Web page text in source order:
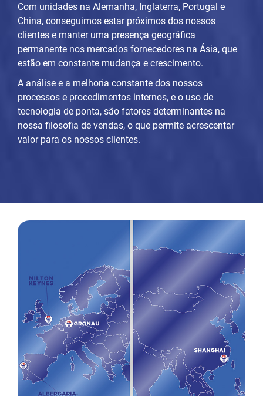
Com unidades na Alemanha, Inglaterra, Portugal e
China, conseguimos estar próximos dos nossos
clientes e manter uma presença geográfica
permanente nos mercados fornecedores na Ásia, que
estão em constante mudança e crescimento.
A análise e a melhoria constante dos nossos
processos e procedimentos internos, e o uso de
tecnologia de ponta, são fatores determinantes na
nossa filosofia de vendas, o que permite acrescentar
valor para os nossos clientes.